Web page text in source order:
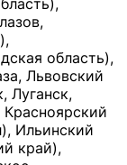
область),
Львовский
Луганск,
Ильинский
край),